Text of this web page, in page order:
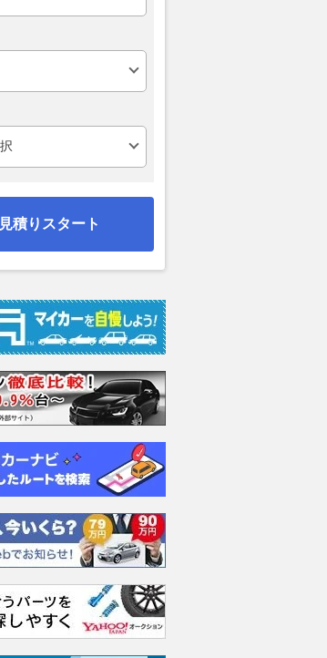
ホンダ NSX 3.0
支払総額
ロールスロイス ゴース
ト ロールスロイス ゴ
ースト(第1世代 / RR4)
支払総額
905
見積りスタート